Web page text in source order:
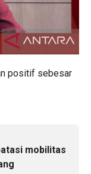
positif sebesar
mobilitas